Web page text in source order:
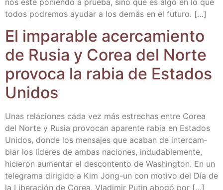
todos podre­mos ayu­dar a los demás en el futuro. […]
El impa­ra­ble acer­ca­mien­to
de Rusia y Corea del Nor­te
pro­vo­ca la rabia de Esta­dos
Unidos
Unas rela­cio­nes cada vez más estre­chas entre Corea
del Nor­te y Rusia pro­vo­can apa­ren­te rabia en Esta­dos
Uni­dos, don­de los men­sa­jes que aca­ban de inter­cam­
biar los líde­res de ambas nacio­nes, indu­da­ble­men­te,
hicie­ron aumen­tar el des­con­ten­to de Washing­ton. En un
tele­gra­ma diri­gi­do a Kim Jong-un con moti­vo del Día de
la Libe­ra­ción de Corea, Vla­di­mir Putin abo­gó por […]